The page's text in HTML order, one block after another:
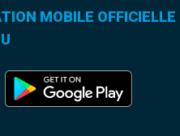
MOBILE OFFICIELLE